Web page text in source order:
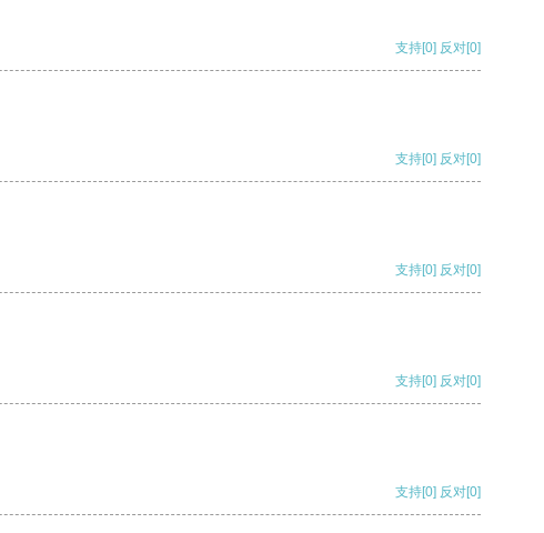
支持[0] 反对[0]
支持[0] 反对[0]
支持[0] 反对[0]
支持[0] 反对[0]
支持[0] 反对[0]